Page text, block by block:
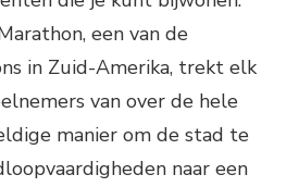
een van de
in Zuid-Amerika, trekt elk
van over de hele
manier om de stad te
naar een